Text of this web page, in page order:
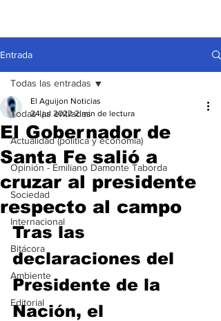
Entrada
Todas las entradas
Actualidad (política y economía)
Opinión - Emiliano Damonte Taborda
Sociedad
Internacional
Bitácora
Ambiente
Editorial
Todas las entradas
El Gobernador de
Santa Fe salió a
cruzar al presidente
respecto al campo
El Aguijon Noticias
24 jul 2022 2 min de lectura
Tras las
declaraciones del
Presidente de la
Nación, el